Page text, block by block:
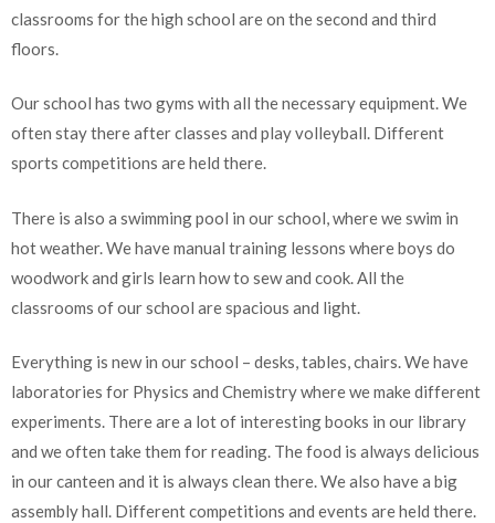
classrooms for the high school are on the second and third
floors.
Our school has two gyms with all the necessary equipment. We
often stay there after classes and play volleyball. Different
sports competitions are held there.
There is also a swimming pool in our school, where we swim in
hot weather. We have manual training lessons where boys do
woodwork and girls learn how to sew and cook. All the
classrooms of our school are spacious and light.
Everything is new in our school – desks, tables, chairs. We have
laboratories for Physics and Chemistry where we make different
experiments. There are a lot of interesting books in our library
and we often take them for reading. The food is always delicious
in our canteen and it is always clean there. We also have a big
assembly hall. Different competitions and events are held there.